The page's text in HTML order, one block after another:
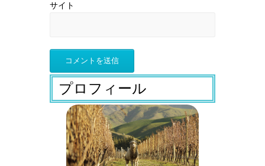
サイト
プロフィール